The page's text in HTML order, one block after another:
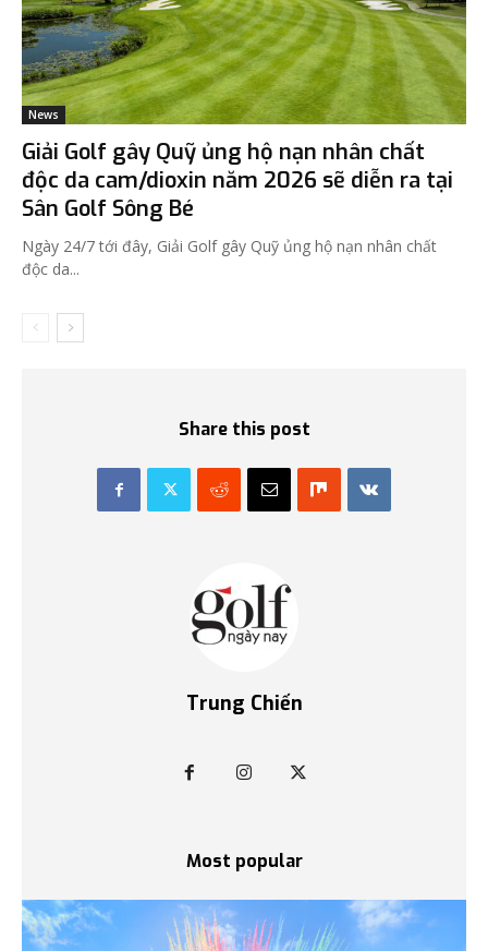
News
Giải Golf gây Quỹ ủng hộ nạn nhân chất
độc da cam/dioxin năm 2026 sẽ diễn ra tại
Sân Golf Sông Bé
Ngày 24/7 tới đây, Giải Golf gây Quỹ ủng hộ nạn nhân chất
độc da...
Share this post
Trung Chiến
Most popular